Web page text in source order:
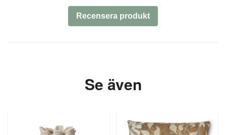
Recensera produkt
Se även